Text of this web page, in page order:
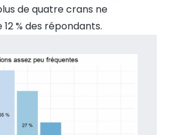
de quatre crans ne
% des répondants.